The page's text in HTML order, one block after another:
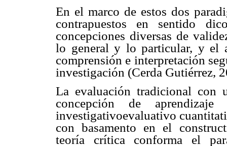
En el marco de estos dos
contrapuestos en sentido
concepciones diversas de
lo general y lo particular, y el
comprensión e interpretación
investigación (Cerda Gutiérrez,
La evaluación tradicional con
concepción de
investigativoevaluativo
con basamento en el
teoría crítica conforma el